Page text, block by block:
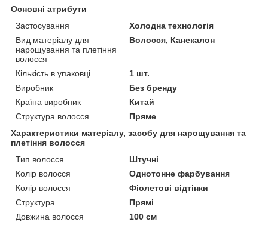
Основні атрибути
Застосування
Холодна технологія
Вид матеріалу для
нарощування та плетіння
волосся
Волосся, Канекалон
Кількість в упаковці
1 шт.
Виробник
Без бренду
Країна виробник
Китай
Структура волосся
Пряме
Характеристики матеріалу, засобу для нарощування та
плетіння волосся
Тип волосся
Штучні
Колір волосся
Однотонне фарбування
Колір волосся
Фіолетові відтінки
Структура
Прямі
Довжина волосся
100 см